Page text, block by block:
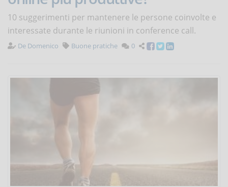
10 suggerimenti per mantenere le persone coinvolte e
interessate durante le riunioni in conference call.
De Domenico Buone pratiche 0